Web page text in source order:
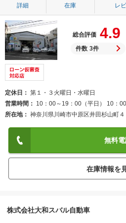
詳細 在庫 レ
総合評価 4.9
件数 3件
定休日
第１・３火曜日・水曜日
営業時間
10：00～19：00（平日） 10：
所在地
神奈川県川崎市中原区井田杉山町４
無料
株式会社大和スバル自動車